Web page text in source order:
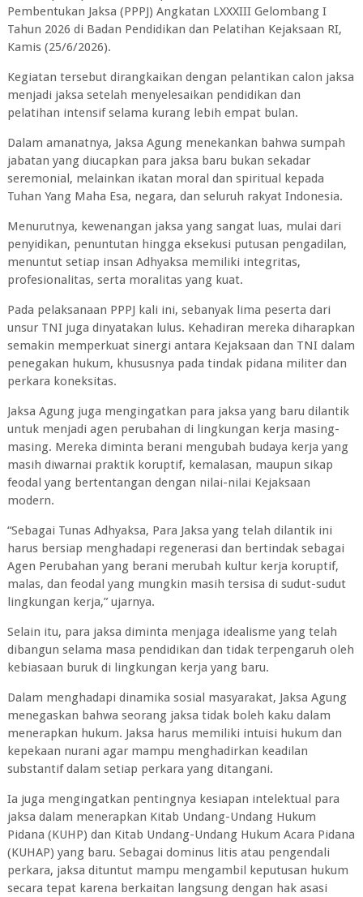
Pembentukan Jaksa (PPPJ) Angkatan LXXXIII Gelombang I
Tahun 2026 di Badan Pendidikan dan Pelatihan Kejaksaan RI,
Kamis (25/6/2026).
Kegiatan tersebut dirangkaikan dengan pelantikan calon jaksa
menjadi jaksa setelah menyelesaikan pendidikan dan
pelatihan intensif selama kurang lebih empat bulan.
Dalam amanatnya, Jaksa Agung menekankan bahwa sumpah
jabatan yang diucapkan para jaksa baru bukan sekadar
seremonial, melainkan ikatan moral dan spiritual kepada
Tuhan Yang Maha Esa, negara, dan seluruh rakyat Indonesia.
Menurutnya, kewenangan jaksa yang sangat luas, mulai dari
penyidikan, penuntutan hingga eksekusi putusan pengadilan,
menuntut setiap insan Adhyaksa memiliki integritas,
profesionalitas, serta moralitas yang kuat.
Pada pelaksanaan PPPJ kali ini, sebanyak lima peserta dari
unsur TNI juga dinyatakan lulus. Kehadiran mereka diharapkan
semakin memperkuat sinergi antara Kejaksaan dan TNI dalam
penegakan hukum, khususnya pada tindak pidana militer dan
perkara koneksitas.
Jaksa Agung juga mengingatkan para jaksa yang baru dilantik
untuk menjadi agen perubahan di lingkungan kerja masing-
masing. Mereka diminta berani mengubah budaya kerja yang
masih diwarnai praktik koruptif, kemalasan, maupun sikap
feodal yang bertentangan dengan nilai-nilai Kejaksaan
modern.
“Sebagai Tunas Adhyaksa, Para Jaksa yang telah dilantik ini
harus bersiap menghadapi regenerasi dan bertindak sebagai
Agen Perubahan yang berani merubah kultur kerja koruptif,
malas, dan feodal yang mungkin masih tersisa di sudut-sudut
lingkungan kerja,” ujarnya.
Selain itu, para jaksa diminta menjaga idealisme yang telah
dibangun selama masa pendidikan dan tidak terpengaruh oleh
kebiasaan buruk di lingkungan kerja yang baru.
Dalam menghadapi dinamika sosial masyarakat, Jaksa Agung
menegaskan bahwa seorang jaksa tidak boleh kaku dalam
menerapkan hukum. Jaksa harus memiliki intuisi hukum dan
kepekaan nurani agar mampu menghadirkan keadilan
substantif dalam setiap perkara yang ditangani.
Ia juga mengingatkan pentingnya kesiapan intelektual para
jaksa dalam menerapkan Kitab Undang-Undang Hukum
Pidana (KUHP) dan Kitab Undang-Undang Hukum Acara Pidana
(KUHAP) yang baru. Sebagai dominus litis atau pengendali
perkara, jaksa dituntut mampu mengambil keputusan hukum
secara tepat karena berkaitan langsung dengan hak asasi